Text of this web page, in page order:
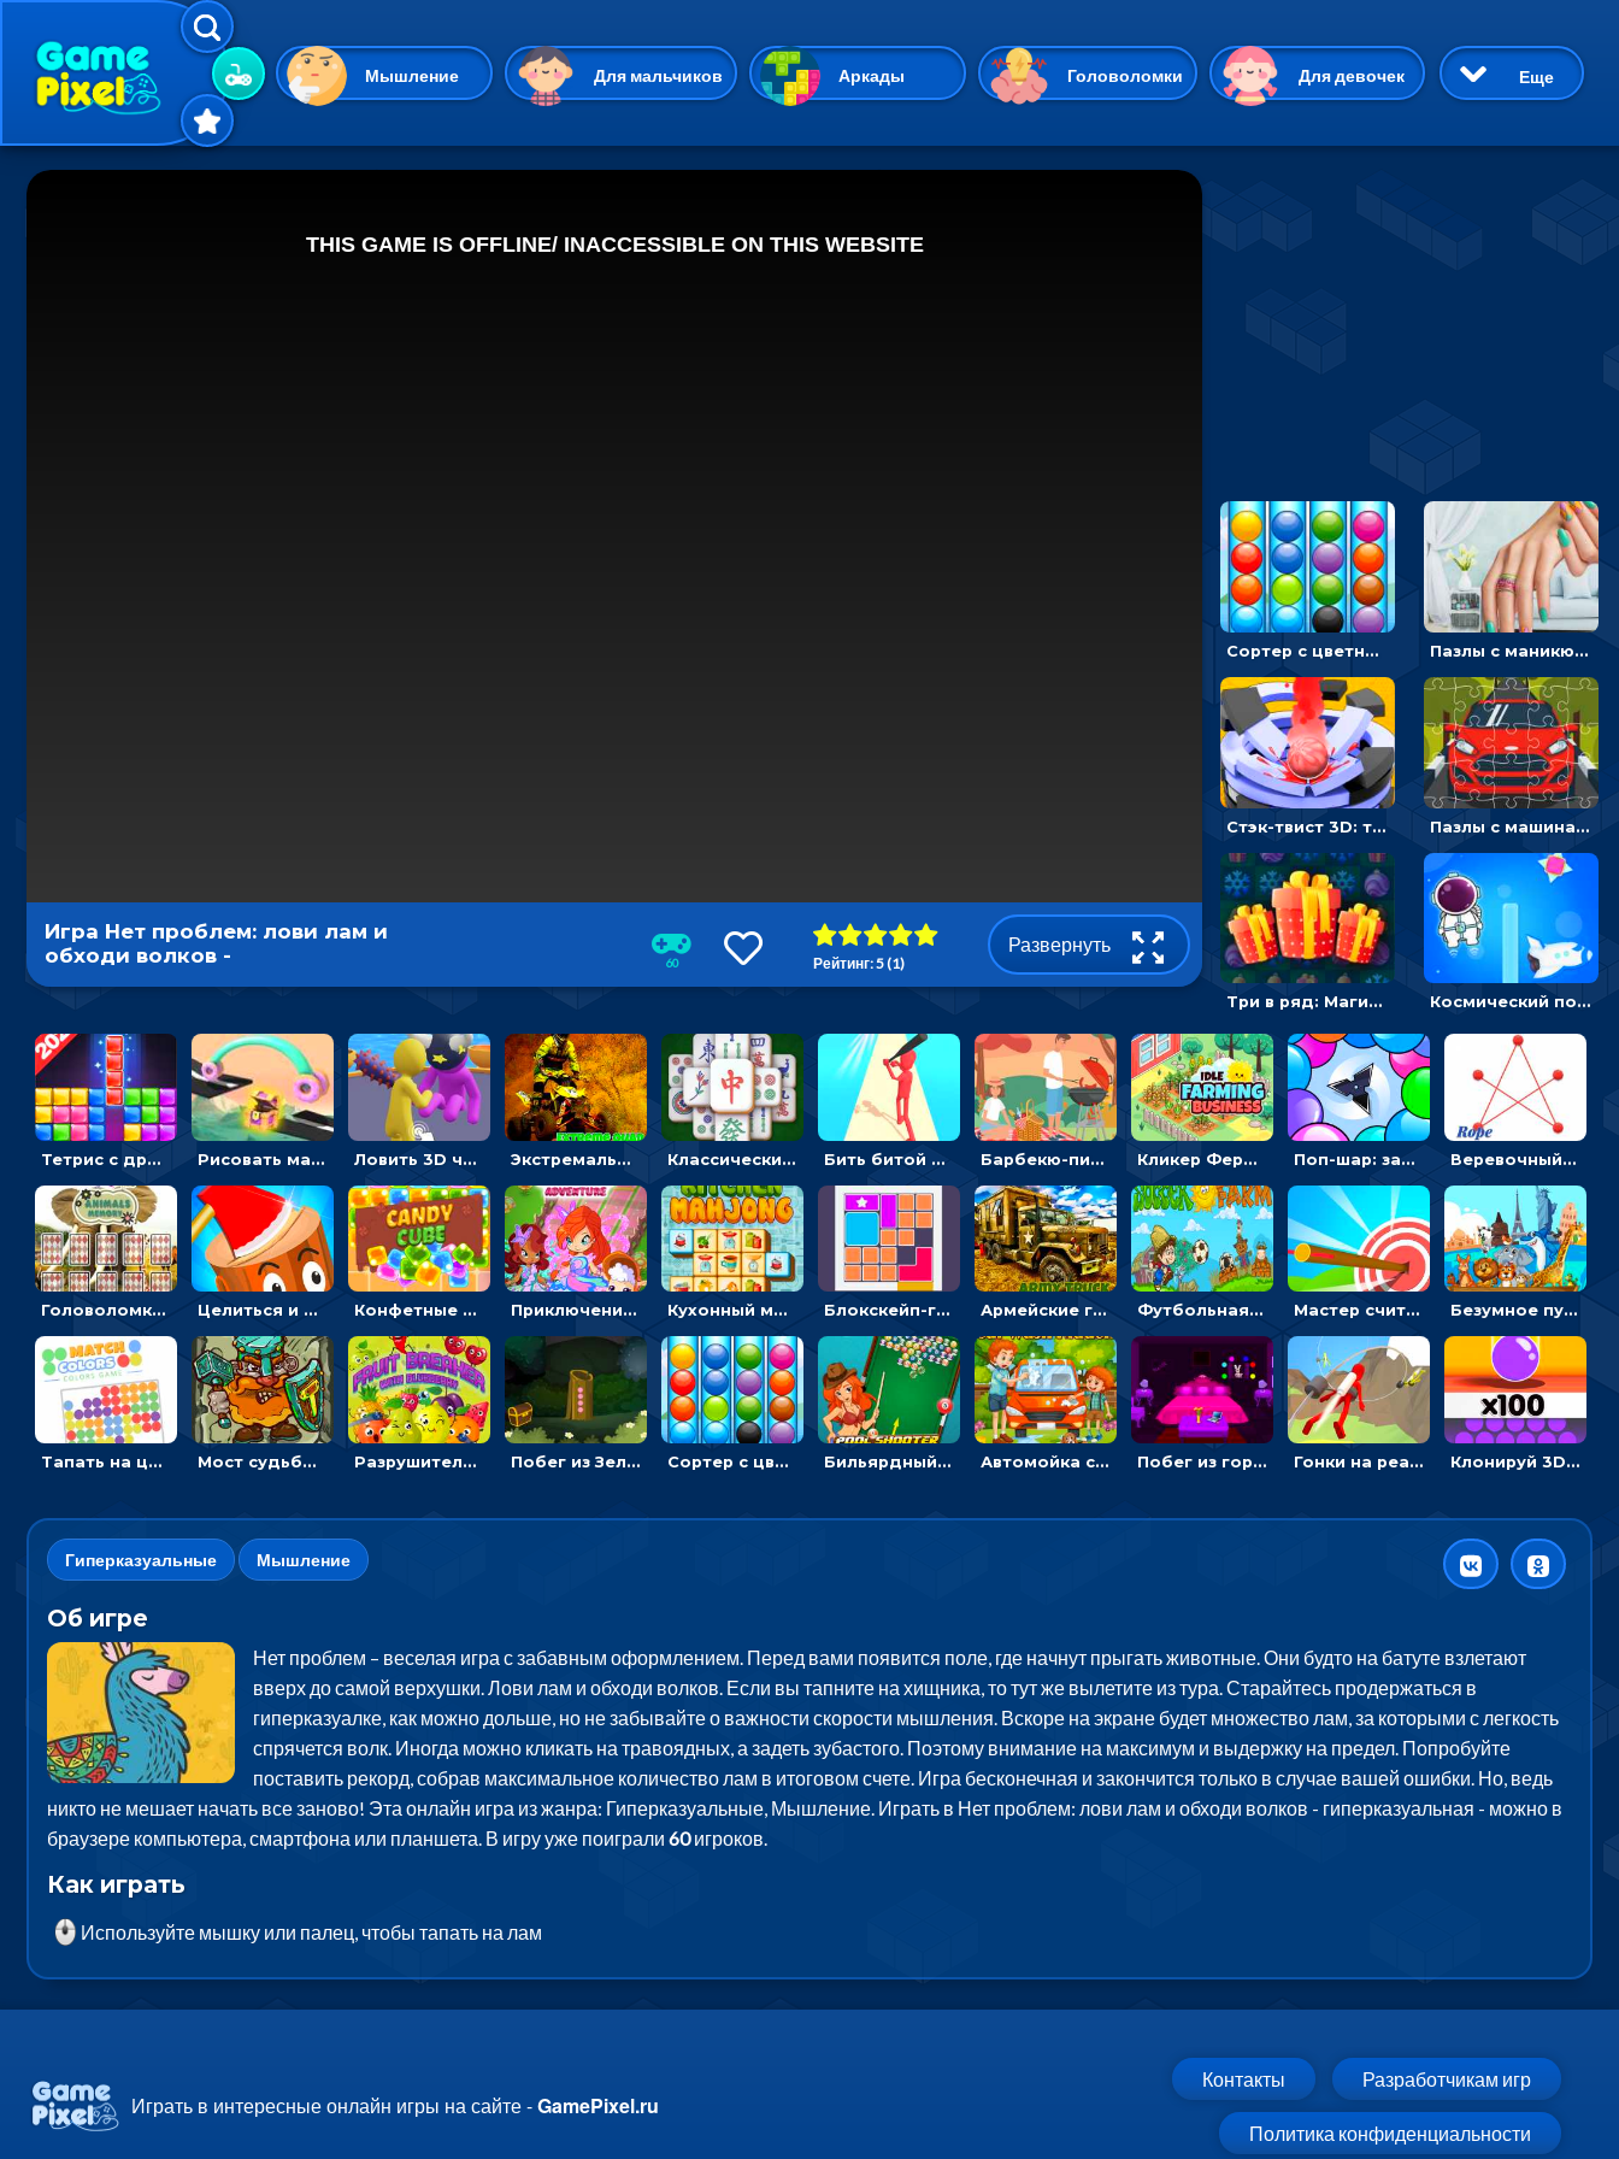
Мышление Для мальчиков Аркады Головоломки Для девочек
Гиперказуальные Казуальные Веселые 3D Приключения
Еще
Сортер с цветными шариками: размещать в колбах по цвету Пазлы с маникюром: собери идеальный рисунок для ногтей
Стэк-твист 3D: тапай по шарику, чтобы разбивать платформы Пазлы с машинами Форд: собирать картинки и открывать новые
Три в ряд: Магические рождественские драгоценности Космический побег: двигать космонавта, чтобы попасть к кораблю
Игра Нет проблем: лови лам и
обходи волков -
гиперказуальная
60 Рейтинг: 5 (1)
Развернуть
Тетрис с драгоценными камнями: расставляй блоки, чтобы получить линию - головоломка Рисовать машину и выигрывать гонку - для мальчиков Ловить 3D человечком своего цвета и собирать драгоценности - гиперказуалка Экстремальные пазлы с квадроциклами: собирать крутые тачки Классический маджонг на время: находить пары одинаковых плиток, чтобы расчищать поле Бить битой по шарику, чтобы сбивать кубики с буквами на пути к финишу - 3D Барбекю-пикник: искать скрытые предметы на картинках - головоломка Кликер Фермерский бизнес: расти овощи, чтобы богатеть Поп-шар: запускать колючку, чтобы лопать воздушные шарики Веревочный мастер: двигай узелки и развязывай их
Головоломка с животными: переворачивать карточки, чтобы находить пару Целиться и метать топор в 3D мишени Конфетные кубики: двигать сладости в сторону, чтобы стрелять по целям Приключения Клуба Винкс: менять дорожки, чтобы собирать кристаллы Кухонный маджонг: соединять пары посуды и расчищать поле Блокскейп-головоломка: двигать блоки, чтобы достать элемент со звездой Армейские грузовики в пазлах: собери военную машину Футбольная ферма: бей по мячу, чтобы забивать в ворота и ловить звезды Мастер считать стрелы: увеличивать запас, чтобы поразить больше целей Безумное путешествие друзей по миру: собирать пазлы из фото с животными
Тапать на цветные точки, чтобы взрывать одинаковые - три в ряд Мост судьбы: прыгать по платформам и бить молотом орков Разрушитель фруктов: стрелять ягодами по ананасам Побег из Зеленого парка: решай ребусы, чтобы выбраться на свободу Сортер с цветными шариками: размещать в колбах по цвету Бильярдный пул: стрелять шариками, чтобы взрывать одинаковые Автомойка со скрытыми звездами: ищи на время Побег из горной деревни: решай головоломки, чтобы открыть ворота Гонки на реактивном ранце: избегать преград, чтобы лететь к финишу Клонируй 3D шарики и сливай их в воронку
Гиперказуальные Мышление
Об игре
Нет проблем – веселая игра с забавным оформлением. Перед вами появится поле, где начнут прыгать животные. Они будто на батуте взлетают
вверх до самой верхушки. Лови лам и обходи волков. Если вы тапните на хищника, то тут же вылетите из тура. Старайтесь продержаться в
гиперказуалке, как можно дольше, но не забывайте о важности скорости мышления. Вскоре на экране будет множество лам, за которыми с легкость
спрячется волк. Иногда можно кликать на травоядных, а задеть зубастого. Поэтому внимание на максимум и выдержку на предел. Попробуйте
поставить рекорд, собрав максимальное количество лам в итоговом счете. Игра бесконечная и закончится только в случае вашей ошибки. Но, ведь
никто не мешает начать все заново! Эта онлайн игра из жанра: Гиперказуальные, Мышление. Играть в Нет проблем: лови лам и обходи волков - гиперказуальная - можно в
браузере компьютера, смартфона или планшета. В игру уже поиграли 60игроков.
Как играть
Используйте мышку или палец, чтобы тапать на лам
Играть в интересные онлайн игры на сайте -GamePixel.ru
Контакты Разработчикам игр
Политика конфиденциальности